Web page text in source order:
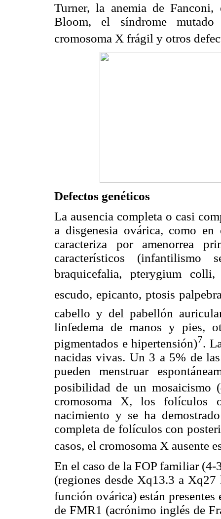
Turner, la anemia de
Bloom, el síndrome mutado
cromosoma X frágil y otros
Defectos genéticos
La ausencia completa o casi
a disgenesia ovárica, como
caracteriza por amenorrea
característicos
braquicefalia, pterygium
escudo, epicanto, ptosis
cabello y del pabellón
linfedema de manos y pies,
pigmentados e hipertensión)7.
nacidas vivas. Un 3 a 5% de
pueden menstruar
posibilidad de un mosaicismo
cromosoma X, los folículos
nacimiento y se ha
completa de folículos con
casos, el cromosoma X ausente
En el caso de la FOP familiar
(regiones desde Xq13.3 a
función ovárica) están presentes
de FMR1 (acrónimo inglés de